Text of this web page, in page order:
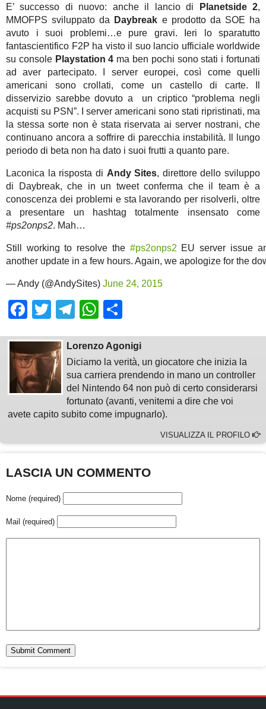
E’ successo di nuovo: anche il lancio di Planetside 2,
MMOFPS sviluppato da Daybreak e prodotto da SOE ha
avuto i suoi problemi…e pure gravi. Ieri lo sparatutto
fantascientifico F2P ha visto il suo lancio ufficiale worldwide
su console Playstation 4 ma ben pochi sono stati i fortunati
ad aver partecipato. I server europei, così come quelli
americani sono crollati, come un castello di carte. Il
disservizio sarebbe dovuto a un criptico “problema negli
acquisti su PSN”. I server americani sono stati ripristinati, ma
la stessa sorte non è stata riservata ai server nostrani, che
continuano ancora a soffrire di parecchia instabilità. Il lungo
periodo di beta non ha dato i suoi frutti a quanto pare.
Laconica la risposta di Andy Sites, direttore dello sviluppo
di Daybreak, che in un tweet conferma che il team è a
conoscenza dei problemi e sta lavorando per risolverli, oltre
a presentare un hashtag totalmente insensato come
#ps2onps2. Mah…
Still working to resolve the #ps2onps2 EU server issue
another update in a few hours. Again, we apologize for the
— Andy (@AndySites) June 24, 2015
Facebook
TwitterTelegram
WhatsApp
Lorenzo Agonigi
Diciamo la verità, un giocatore che inizia la
sua carriera prendendo in mano un controller
del Nintendo 64 non può di certo considerarsi
fortunato (avanti, venitemi a dire che voi
avete capito subito come impugnarlo).
VISUALIZZA IL PROFILO
LASCIA UN COMMENTO
Nome (required)
Mail (required)